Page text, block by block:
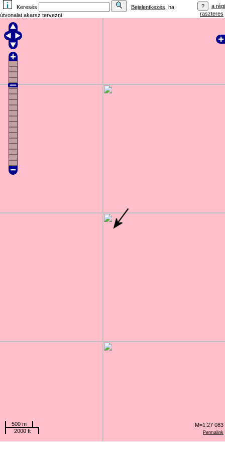
Keresés Bejelentkezés , ha
útvonalat akarsz tervezni
a régi
raszteres
Permalink
500 m
2000 ft
M=1:27 083